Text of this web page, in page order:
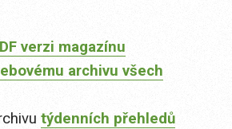
verzi magazínu
archivu všech
týdenních přehledů